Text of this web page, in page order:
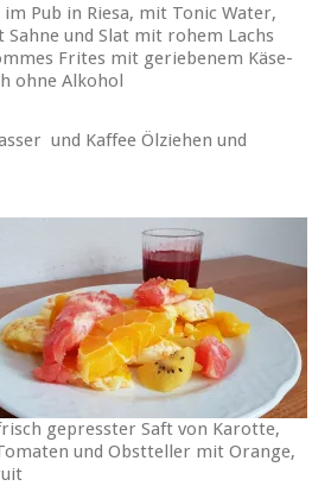
im Pub in Riesa, mit Tonic Water,
Sahne und Slat mit rohem Lachs
Frites mit geriebenem Käse-
ohne Alkohol
und Kaffee Ölziehen und
gepresster Saft von Karotte,
und Obstteller mit Orange,